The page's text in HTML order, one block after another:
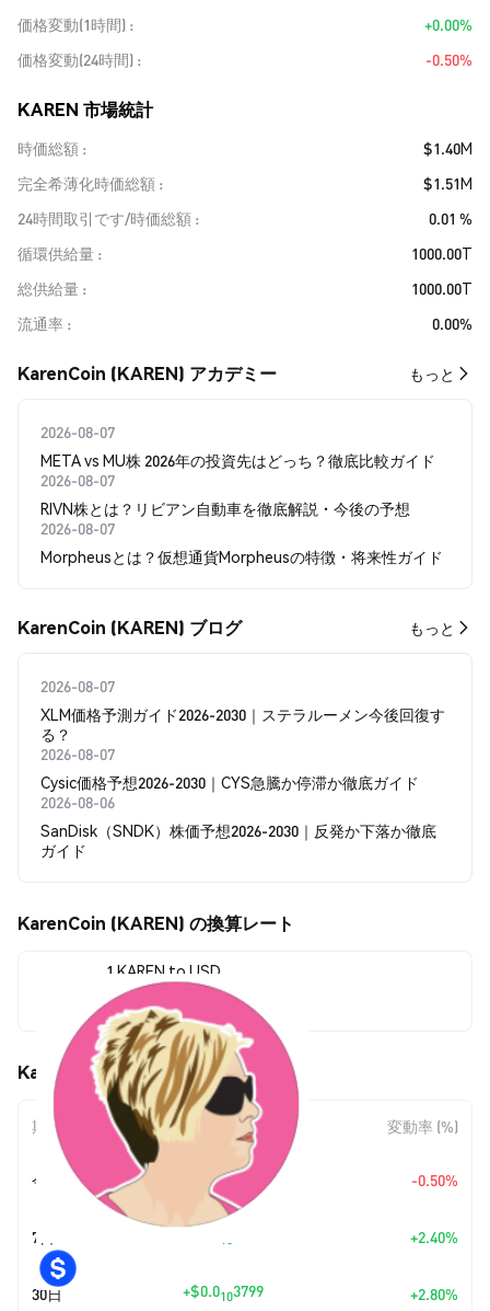
価格変動(1時間)
+0.00%
価格変動(24時間)
-0.50%
KAREN 市場統計
時価総額
$1.40M
完全希薄化時価総額
$1.51M
24時間取引です/時価総額
0.01 %
循環供給量
1000.00T
総供給量
1000.00T
流通率
0.00%
KarenCoin (KAREN) アカデミー もっと
2026-08-07
META vs MU株 2026年の投資先はどっち？徹底比較ガイド
2026-08-07
RIVN株とは？リビアン自動車を徹底解説・今後の予想
2026-08-07
Morpheusとは？仮想通貨Morpheusの特徴・将来性ガイド
KarenCoin (KAREN) ブログ もっと
2026-08-07
XLM価格予測ガイド2026-2030｜ステラルーメン今後回復す
る？
2026-08-07
Cysic価格予想2026-2030｜CYS急騰か停滞か徹底ガイド
2026-08-06
SanDisk（SNDK）株価予想2026-2030｜反発か下落か徹底
ガイド
KarenCoin (KAREN) の換算レート
1 KAREN to USD
$0.0<sub>8</sub>1395
KarenCoin (KAREN) の価格変動
期間 金額変動 変動率 (%)
今日 $0.0117010 -0.50%
7日 +$0.0 +2.40%
30日 +$0.0103799 +2.80%